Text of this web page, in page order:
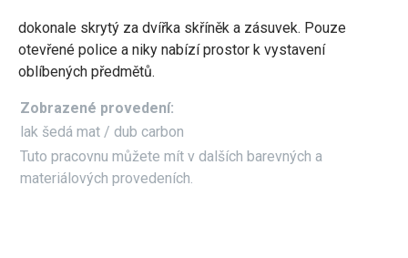
dokonale skrytý za dvířka skříněk a zásuvek. Pouze
otevřené police a niky nabízí prostor k vystavení
oblíbených předmětů.
Zobrazené provedení:
lak šedá mat / dub carbon
Tuto pracovnu můžete mít v dalších barevných a
materiálových provedeních.